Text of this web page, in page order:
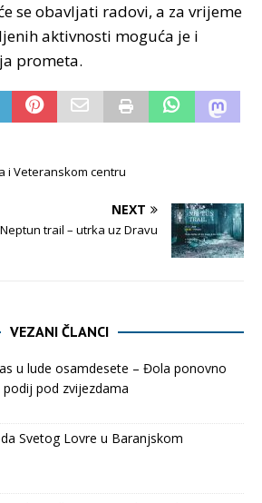
se obavljati radovi, a za vrijeme
aktivnosti moguća je i
prometa.
i Veteranskom centru
NEXT
Neptun trail – utrka uz Dravu
VEZANI ČLANCI
u lude osamdesete – Đola ponovno
pod zvijezdama
Svetog Lovre u Baranjskom